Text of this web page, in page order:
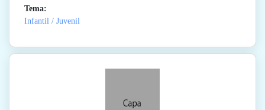
Tema:
Infantil / Juvenil